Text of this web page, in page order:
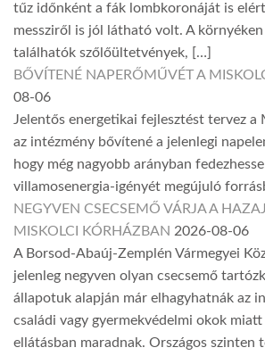
tűz időnként a fák lombkoronáját is
messziről is jól látható volt. A
találhatók szőlőültetvények, […]
BŐVÍTENÉ NAPERŐMŰVÉT A
08-06
Jelentős energetikai fejlesztést tervez a
az intézmény bővítené a jelenlegi
hogy még nagyobb arányban
villamosenergia-igényét megújuló
NEGYVEN CSECSEMŐ VÁRJA A
MISKOLCI KÓRHÁZBAN 2026-08-06
A Borsod-Abaúj-Zemplén Vármegyei
jelenleg negyven olyan csecsemő
állapotuk alapján már elhagyhatnák az
családi vagy gyermekvédelmi okok
ellátásban maradnak. Országos szinten